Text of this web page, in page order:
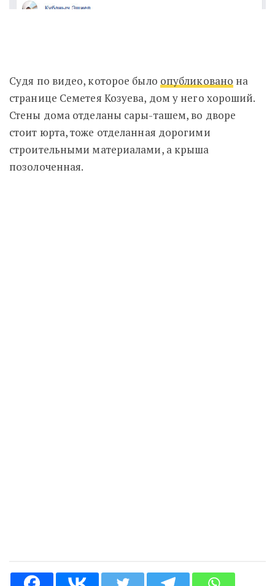
Судя по видео, которое было опубликовано на
странице Семетея Козуева, дом у него хороший.
Стены дома отделаны сары-ташем, во дворе
стоит юрта, тоже отделанная дорогими
строительными материалами, а крыша
позолоченная.